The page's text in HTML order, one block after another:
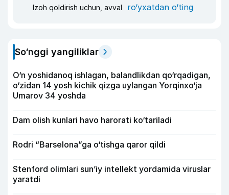
Izoh qoldirish uchun, avval ro‘yxatdan o‘ting
So‘nggi yangiliklar
O‘n yoshidanoq ishlagan, balandlikdan qo‘rqadigan,
o‘zidan 14 yosh kichik qizga uylangan Yorqinxo‘ja
Umarov 34 yoshda
Dam olish kunlari havo harorati ko‘tariladi
Rodri “Barselona”ga o‘tishga qaror qildi
Stenford olimlari sun’iy intellekt yordamida viruslar
yaratdi